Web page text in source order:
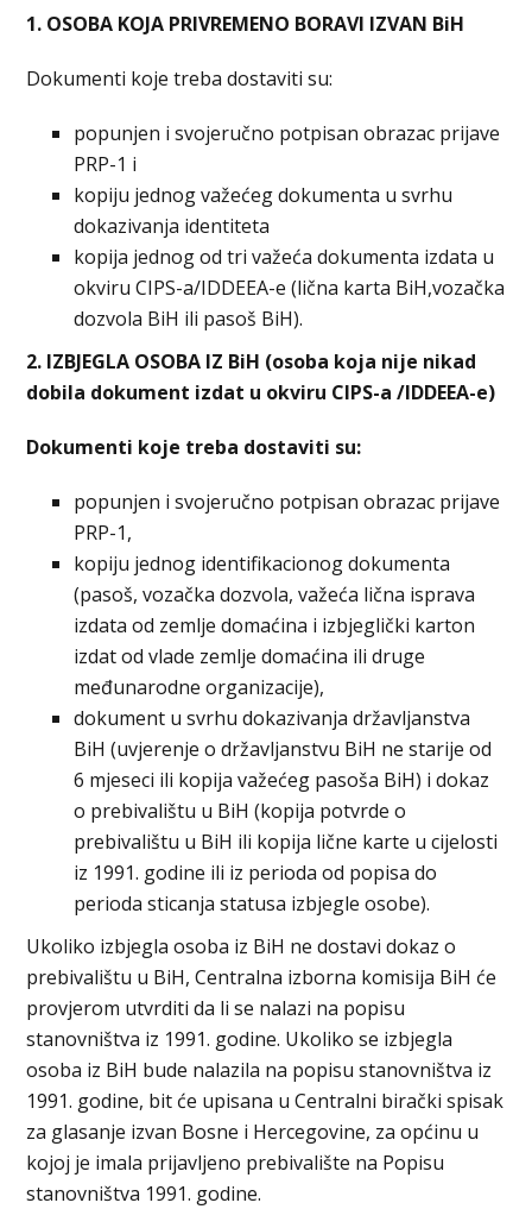
1. OSOBA KOJA PRIVREMENO BORAVI IZVAN BiH
Dokumenti koje treba dostaviti su:
popunjen i svojeručno potpisan obrazac prijave
PRP-1 i
kopiju jednog važećeg dokumenta u svrhu
dokazivanja identiteta
kopija jednog od tri važeća dokumenta izdata u
okviru CIPS-a/IDDEEA-e (lična karta BiH,vozačka
dozvola BiH ili pasoš BiH).
2. IZBJEGLA OSOBA IZ BiH (osoba koja nije nikad
dobila dokument izdat u okviru CIPS-a /IDDEEA-e)
Dokumenti koje treba dostaviti su:
popunjen i svojeručno potpisan obrazac prijave
PRP-1,
kopiju jednog identifikacionog dokumenta
(pasoš, vozačka dozvola, važeća lična isprava
izdata od zemlje domaćina i izbjeglički karton
izdat od vlade zemlje domaćina ili druge
međunarodne organizacije),
dokument u svrhu dokazivanja državljanstva
BiH (uvjerenje o državljanstvu BiH ne starije od
6 mjeseci ili kopija važećeg pasoša BiH) i dokaz
o prebivalištu u BiH (kopija potvrde o
prebivalištu u BiH ili kopija lične karte u cijelosti
iz 1991. godine ili iz perioda od popisa do
perioda sticanja statusa izbjegle osobe).
Ukoliko izbjegla osoba iz BiH ne dostavi dokaz o
prebivalištu u BiH, Centralna izborna komisija BiH će
provjerom utvrditi da li se nalazi na popisu
stanovništva iz 1991. godine. Ukoliko se izbjegla
osoba iz BiH bude nalazila na popisu stanovništva iz
1991. godine, bit će upisana u Centralni birački spisak
za glasanje izvan Bosne i Hercegovine, za općinu u
kojoj je imala prijavljeno prebivalište na Popisu
stanovništva 1991. godine.